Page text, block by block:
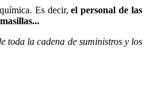
Es decir,el personal de las
toda la cadena de suministros y los